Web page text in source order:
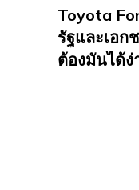
Toyota
รัฐและเอก
ต้องมันได้